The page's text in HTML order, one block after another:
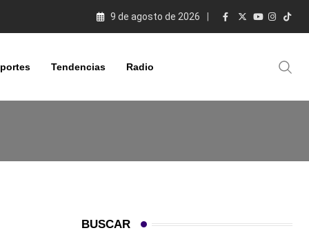
9 de agosto de 2026
Tendencias Radio
BUSCAR